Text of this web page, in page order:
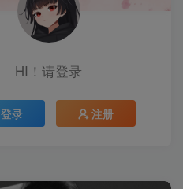
HI！请登录
登录 注册